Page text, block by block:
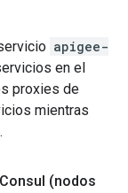
apigee-
en el
proxies de
mientras
(nodos